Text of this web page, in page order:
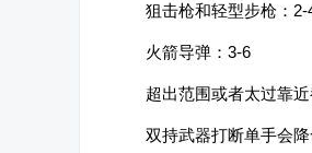
狙击枪和轻型步枪：2-
火箭导弹：3-6
超出范围或者太过靠
双持武器打断单手会